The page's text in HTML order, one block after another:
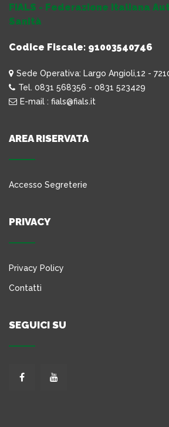
FIALS - Federazione Italiana
Sanità
Codice Fiscale: 91003540746
Sede Operativa: Largo Angioli,12 -
Tel. 0831 568356 - 0831 523429
E-mail : fials@fials.it
AREA RISERVATA
Accesso Segreterie
PRIVACY
Privacy Policy
Contatti
SEGUICI SU